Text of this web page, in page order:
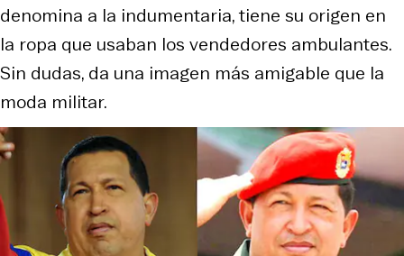
denomina a la indumentaria, tiene su origen en
la ropa que usaban los vendedores ambulantes.
Sin dudas, da una imagen más amigable que la
moda militar.